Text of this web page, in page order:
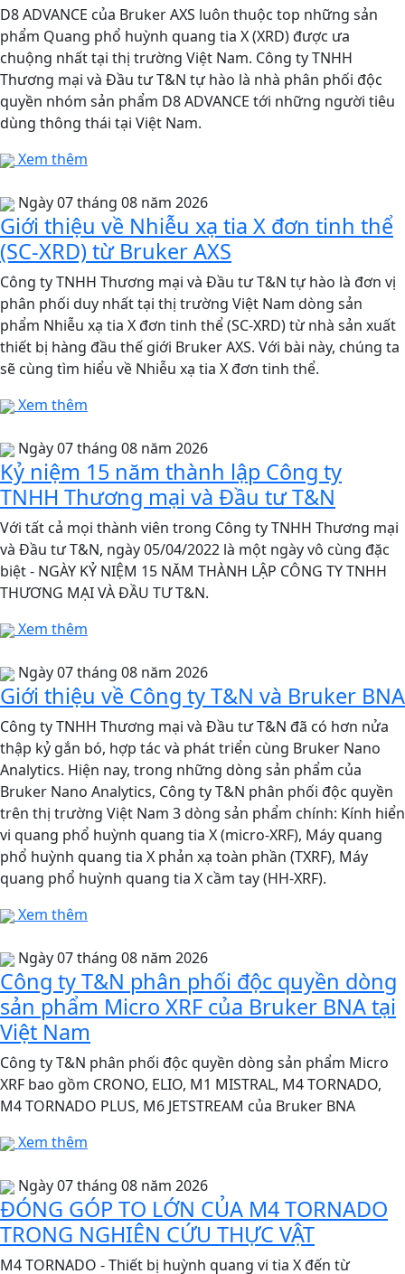
D8 ADVANCE của Bruker AXS luôn thuộc top những sản
phẩm Quang phổ huỳnh quang tia X (XRD) được ưa
chuộng nhất tại thị trường Việt Nam. Công ty TNHH
Thương mại và Đầu tư T&N tự hào là nhà phân phối độc
quyền nhóm sản phẩm D8 ADVANCE tới những người tiêu
dùng thông thái tại Việt Nam.
Xem thêm
Ngày 07 tháng 08 năm 2026
Giới thiệu về Nhiễu xạ tia X đơn tinh thể
(SC-XRD) từ Bruker AXS
Công ty TNHH Thương mại và Đầu tư T&N tự hào là đơn vị
phân phối duy nhất tại thị trường Việt Nam dòng sản
phẩm Nhiễu xạ tia X đơn tinh thể (SC-XRD) từ nhà sản xuất
thiết bị hàng đầu thế giới Bruker AXS. Với bài này, chúng ta
sẽ cùng tìm hiểu về Nhiễu xạ tia X đơn tinh thể.
Xem thêm
Ngày 07 tháng 08 năm 2026
Kỷ niệm 15 năm thành lập Công ty
TNHH Thương mại và Đầu tư T&N
Với tất cả mọi thành viên trong Công ty TNHH Thương mại
và Đầu tư T&N, ngày 05/04/2022 là một ngày vô cùng đặc
biệt - NGÀY KỶ NIỆM 15 NĂM THÀNH LẬP CÔNG TY TNHH
THƯƠNG MẠI VÀ ĐẦU TƯ T&N.
Xem thêm
Ngày 07 tháng 08 năm 2026
Giới thiệu về Công ty T&N và Bruker BNA
Công ty TNHH Thương mại và Đầu tư T&N đã có hơn nửa
thập kỷ gắn bó, hợp tác và phát triển cùng Bruker Nano
Analytics. Hiện nay, trong những dòng sản phẩm của
Bruker Nano Analytics, Công ty T&N phân phối độc quyền
trên thị trường Việt Nam 3 dòng sản phẩm chính: Kính hiển
vi quang phổ huỳnh quang tia X (micro-XRF), Máy quang
phổ huỳnh quang tia X phản xạ toàn phần (TXRF), Máy
quang phổ huỳnh quang tia X cầm tay (HH-XRF).
Xem thêm
Ngày 07 tháng 08 năm 2026
Công ty T&N phân phối độc quyền dòng
sản phẩm Micro XRF của Bruker BNA tại
Việt Nam
Công ty T&N phân phối độc quyền dòng sản phẩm Micro
XRF bao gồm CRONO, ELIO, M1 MISTRAL, M4 TORNADO,
M4 TORNADO PLUS, M6 JETSTREAM của Bruker BNA
Xem thêm
Ngày 07 tháng 08 năm 2026
ĐÓNG GÓP TO LỚN CỦA M4 TORNADO
TRONG NGHIÊN CỨU THỰC VẬT
M4 TORNADO - Thiết bị huỳnh quang vi tia X đến từ